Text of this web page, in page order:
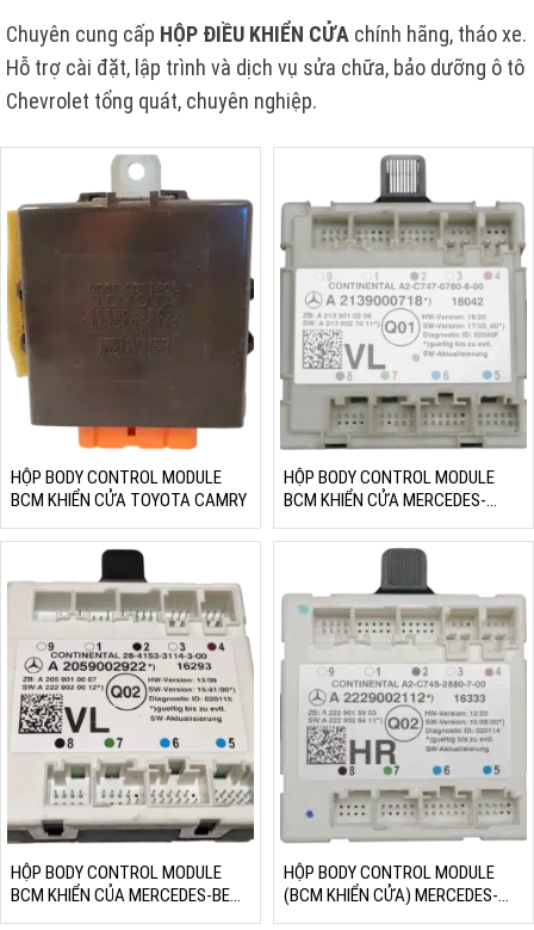
Chuyên cung cấp HỘP ĐIỀU KHIỂN CỬA chính hãng, tháo xe.
Hỗ trợ cài đặt, lập trình và dịch vụ sửa chữa, bảo dưỡng ô tô
Chevrolet tổng quát, chuyên nghiệp.
HỘP BODY CONTROL MODULE
BCM KHIỂN CỬA TOYOTA CAMRY
HỘP BODY CONTROL MODULE
BCM KHIỂN CỬA MERCEDES-
BENZ W213 C238 W222
HỘP BODY CONTROL MODULE
BCM KHIỂN CỦA MERCEDES-BENZ
W205
HỘP BODY CONTROL MODULE
(BCM KHIỂN CỬA) MERCEDES-
BENZ W205